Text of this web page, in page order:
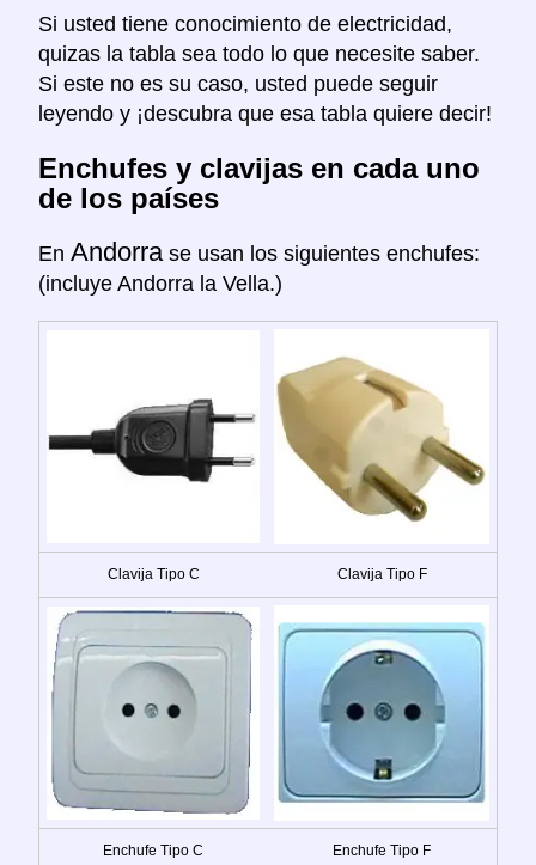
Si usted tiene conocimiento de electricidad,
quizas la tabla sea todo lo que necesite saber.
Si este no es su caso, usted puede seguir
leyendo y ¡descubra que esa tabla quiere decir!
Enchufes y clavijas en cada uno
de los países
En Andorra se usan los siguientes enchufes:
(incluye Andorra la Vella.)
Clavija Tipo C Clavija Tipo F
Enchufe Tipo C Enchufe Tipo F